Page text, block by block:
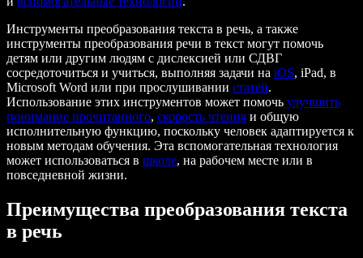
Инструменты преобразования текста в речь, а также
инструменты преобразования речи в текст могут помочь
детям или другим людям с дислексией или СДВГ
сосредоточиться и учиться, выполняя задачи на iOS, iPad, в
Microsoft Word или при прослушивании статей.
Использование этих инструментов может помочь улучшить
понимание прочитанного, скорость чтения и общую
исполнительную функцию, поскольку человек адаптируется к
новым методам обучения. Эта вспомогательная технология
может использоваться в школе, на рабочем месте или в
повседневной жизни.
Преимущества преобразования текста
в речь